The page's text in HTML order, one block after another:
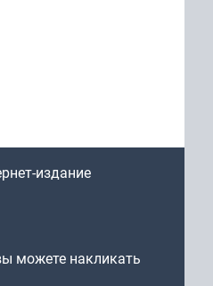
издание
можете накликать